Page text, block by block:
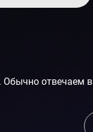
Обычно отвечаем в